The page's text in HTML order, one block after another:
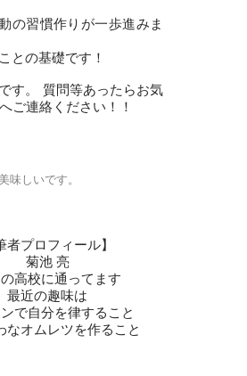
の習慣作りが一歩進みま
との基礎です！
す。 質問等あったらお気
ご連絡ください！！
味しいです。
者プロフィール】
菊池 亮
高校に通ってます
最近の趣味は
で自分を律すること
なオムレツを作ること